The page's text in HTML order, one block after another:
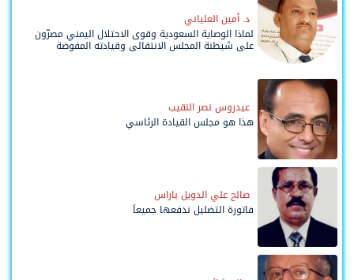
د. أمين العلياني
لماذا الوصاية السعودية وقوى الاحتلال اليمني مصرّون
على شيطنة المجلس الانتقالي وقيادته المفوضة
عيدروس نصر النقيب
هذا هو مجلس القيادة الرئاسي
صالح علي الدويل باراس
فاتورة التضليل ندفعها جميعاً